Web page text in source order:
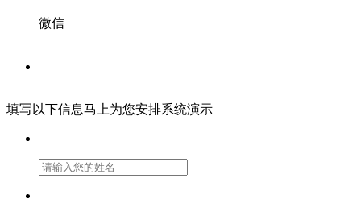
微信
填写以下信息马上为您安排系统演示